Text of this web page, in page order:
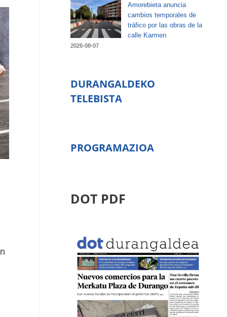
Amorebieta anuncia
cambios temporales de
tráfico por las obras de la
calle Karmen
2026-08-07
DURANGALDEKO
TELEBISTA
PROGRAMAZIOA
DOT PDF